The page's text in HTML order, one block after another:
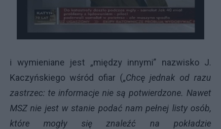
i wymieniane jest „między innymi” nazwisko J.
Kaczyńskiego wśród ofiar („Chcę jednak od razu
zastrzec: te informacje nie są potwierdzone. Nawet
MSZ nie jest w stanie podać nam pełnej listy osób,
które mogły się znaleźć na pokładzie